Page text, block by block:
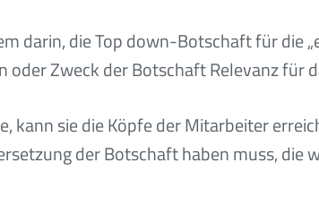
darin, die Top down-Botschaft für die
Zweck der Botschaft Relevanz für
sie die Köpfe der Mitarbeiter
der Botschaft haben muss, die